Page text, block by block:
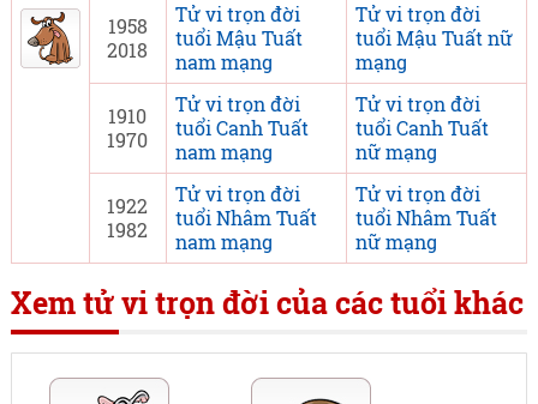
1958
2018
Tử vi trọn đời
tuổi Mậu Tuất
nam mạng
Tử vi trọn đời
tuổi Mậu Tuất nữ
mạng
1910
1970
Tử vi trọn đời
tuổi Canh Tuất
nam mạng
Tử vi trọn đời
tuổi Canh Tuất
nữ mạng
1922
1982
Tử vi trọn đời
tuổi Nhâm Tuất
nam mạng
Tử vi trọn đời
tuổi Nhâm Tuất
nữ mạng
Xem tử vi trọn đời của các tuổi khác